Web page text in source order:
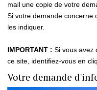
mail une copie de votre
Si votre demande concerne
les indiquer.
IMPORTANT : Si vous avez
ce site, identifiez-vous en
Votre demande